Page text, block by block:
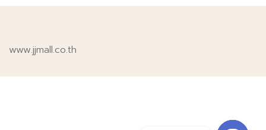
www.jjmall.co.th